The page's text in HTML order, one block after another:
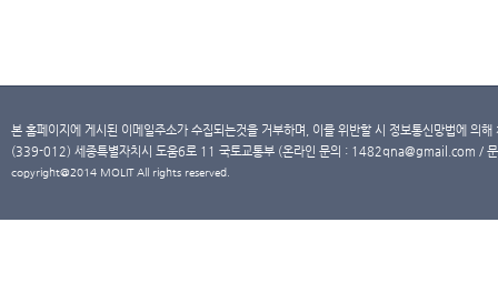
본 홈페이지에 게시된 이메일주소가 수집되는것을 거부하며, 이를 위반할 시 정보통신망법에 의
(339-012) 세종특별자치시 도움6로 11 국토교통부 (온라인 문의 : 1482qna@gmail.com /
copyright@2014 MOLIT All rights reserved.